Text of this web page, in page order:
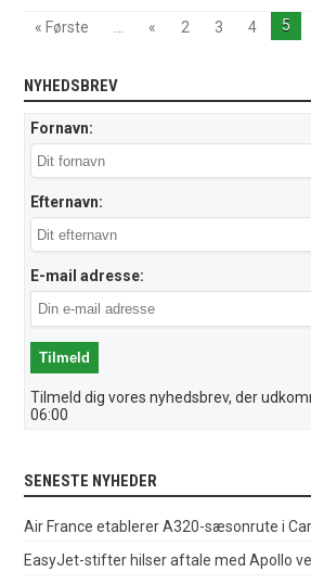
« Første ... « 2 3 4 5
NYHEDSBREV
Fornavn:
Efternavn:
E-mail adresse:
Tilmeld dig vores nyhedsbrev, der
06:00
SENESTE NYHEDER
Air France etablerer A320-sæsonrute i
EasyJet-stifter hilser aftale med Apollo